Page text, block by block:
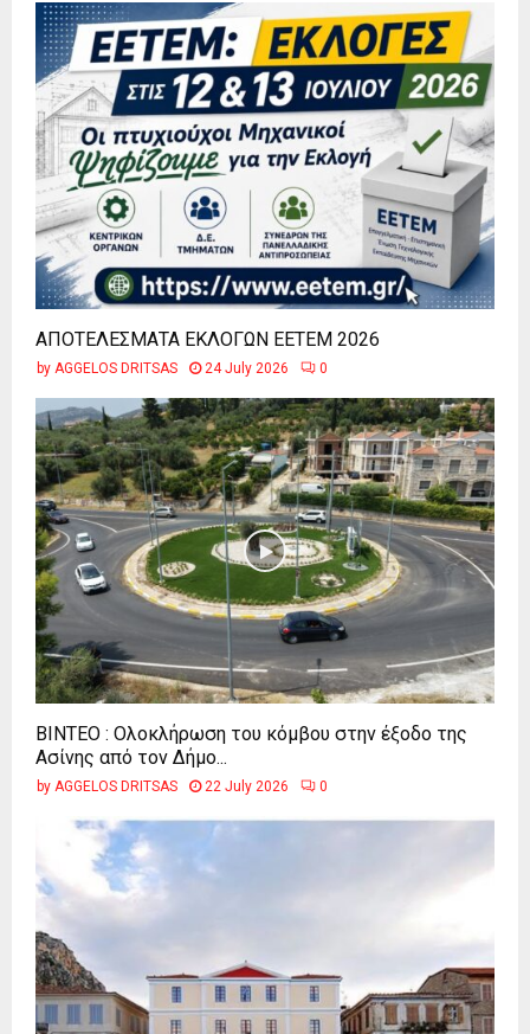
ΑΠΟΤΕΛΕΣΜΑΤΑ ΕΚΛΟΓΩΝ ΕΕΤΕΜ 2026
by AGGELOS DRITSAS 24 July 2026 0
ΒΙΝΤΕΟ : Ολοκλήρωση του κόμβου στην έξοδο της
Ασίνης από τον Δήμο...
by AGGELOS DRITSAS 22 July 2026 0